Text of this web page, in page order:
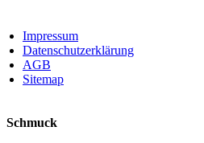
Impressum
Datenschutzerklärung
AGB
Sitemap
Schmuck